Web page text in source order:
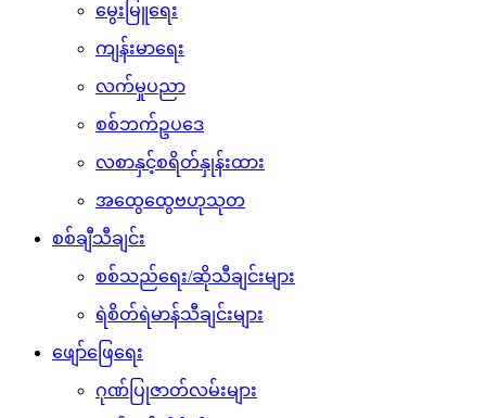
မွေးမြူရေး
ကျန်းမာရေး
လက်မှုပညာ
စစ်ဘက်ဥပဒေ
လစာနှင့်စရိတ်နှုန်းထား
အထွေထွေဗဟုသုတ
စစ်ချီသီချင်း
စစ်သည်ရေး/ဆိုသီချင်းများ
ရဲစိတ်ရဲမာန်သီချင်းများ
ဖျော်ဖြေရေး
ဂုဏ်ပြုဇာတ်လမ်းများ